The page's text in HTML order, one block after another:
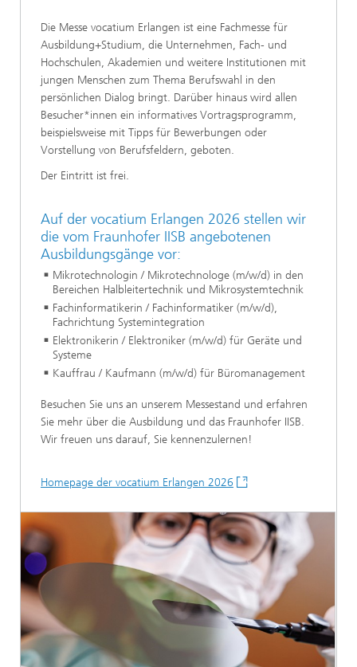
Die Messe vocatium Erlangen ist eine Fachmesse für
Ausbildung+Studium, die Unternehmen, Fach- und
Hochschulen, Akademien und weitere Institutionen mit
jungen Menschen zum Thema Berufswahl in den
persönlichen Dialog bringt. Darüber hinaus wird allen
Besucher*innen ein informatives Vortragsprogramm,
beispielsweise mit Tipps für Bewerbungen oder
Vorstellung von Berufsfeldern, geboten.
Der Eintritt ist frei.
Auf der vocatium Erlangen 2026 stellen wir
die vom Fraunhofer IISB angebotenen
Ausbildungsgänge vor:
Mikrotechnologin / Mikrotechnologe (m/w/d) in den
Bereichen Halbleitertechnik und Mikrosystemtechnik
Fachinformatikerin / Fachinformatiker (m/w/d),
Fachrichtung Systemintegration
Elektronikerin / Elektroniker (m/w/d) für Geräte und
Systeme
Kauffrau / Kaufmann (m/w/d) für Büromanagement
Besuchen Sie uns an unserem Messestand und erfahren
Sie mehr über die Ausbildung und das Fraunhofer IISB.
Wir freuen uns darauf, Sie kennenzulernen!
Homepage der vocatium Erlangen 2026